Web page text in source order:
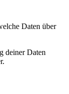
Daten über
deiner Daten